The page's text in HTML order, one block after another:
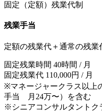
固定（定額）残業代制
残業手当
定額の残業代＋通常の残業
固定残業時間 40時間 / 月
固定残業代 110,000円 / 月
※マネージャークラス以上
手当 月24万〜）を含む
※シニアコンサルタントク